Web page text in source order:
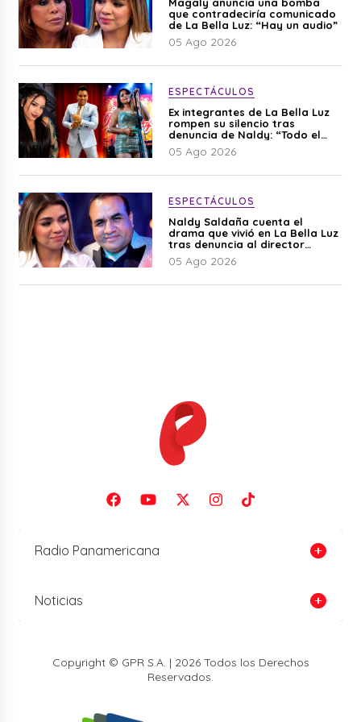
que contradeciría comunicado
de La Bella Luz: “Hay un audio”
05 Ago 2026
ESPECTÁCULOS
Ex integrantes de La Bella Luz
rompen su silencio tras
denuncia de Naldy: “Todo el
mundo lo sabía”
05 Ago 2026
ESPECTÁCULOS
Naldy Saldaña cuenta el
drama que vivió en La Bella Luz
tras denuncia al director
musical: “No me parece justo”
05 Ago 2026
Radio Panamericana
Noticias
Copyright © GPR S.A. | 2026 Todos los Derechos
Reservados.